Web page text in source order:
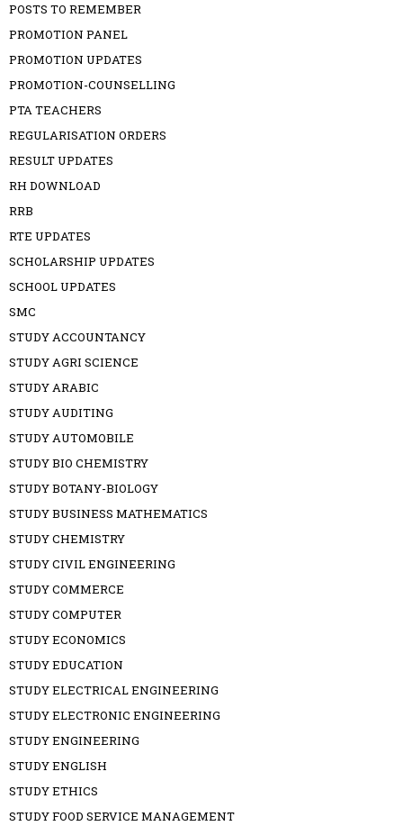
POSTS TO REMEMBER
PROMOTION PANEL
PROMOTION UPDATES
PROMOTION-COUNSELLING
PTA TEACHERS
REGULARISATION ORDERS
RESULT UPDATES
RH DOWNLOAD
RRB
RTE UPDATES
SCHOLARSHIP UPDATES
SCHOOL UPDATES
SMC
STUDY ACCOUNTANCY
STUDY AGRI SCIENCE
STUDY ARABIC
STUDY AUDITING
STUDY AUTOMOBILE
STUDY BIO CHEMISTRY
STUDY BOTANY-BIOLOGY
STUDY BUSINESS MATHEMATICS
STUDY CHEMISTRY
STUDY CIVIL ENGINEERING
STUDY COMMERCE
STUDY COMPUTER
STUDY ECONOMICS
STUDY EDUCATION
STUDY ELECTRICAL ENGINEERING
STUDY ELECTRONIC ENGINEERING
STUDY ENGINEERING
STUDY ENGLISH
STUDY ETHICS
STUDY FOOD SERVICE MANAGEMENT